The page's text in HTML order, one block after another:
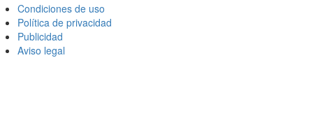
Condiciones de uso
Política de privacidad
Publicidad
Aviso legal